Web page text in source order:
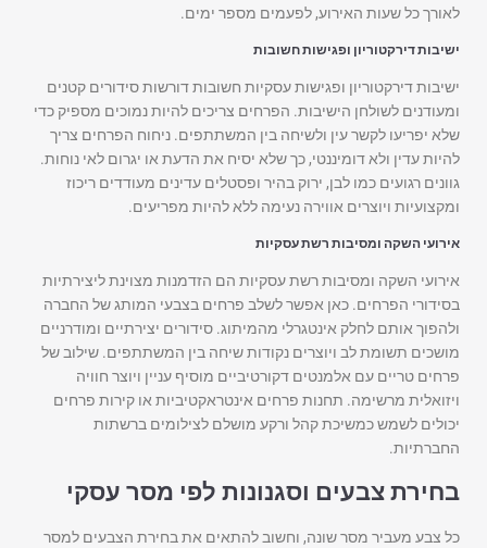
לאורך כל שעות האירוע, לפעמים מספר ימים.
ישיבות דירקטוריון ופגישות חשובות
ישיבות דירקטוריון ופגישות עסקיות חשובות דורשות סידורים קטנים
ומעודנים לשולחן הישיבות. הפרחים צריכים להיות נמוכים מספיק כדי
שלא יפריעו לקשר עין ולשיחה בין המשתתפים. ניחוח הפרחים צריך
להיות עדין ולא דומיננטי, כך שלא יסיח את הדעת או יגרום לאי נוחות.
גוונים רגועים כמו לבן, ירוק בהיר ופסטלים עדינים מעודדים ריכוז
ומקצועיות ויוצרים אווירה נעימה ללא להיות מפריעים.
אירועי השקה ומסיבות רשת עסקיות
אירועי השקה ומסיבות רשת עסקיות הם הזדמנות מצוינת ליצירתיות
בסידורי הפרחים. כאן אפשר לשלב פרחים בצבעי המותג של החברה
ולהפוך אותם לחלק אינטגרלי מהמיתוג. סידורים יצירתיים ומודרניים
מושכים תשומת לב ויוצרים נקודות שיחה בין המשתתפים. שילוב של
פרחים טריים עם אלמנטים דקורטיביים מוסיף עניין ויוצר חוויה
ויזואלית מרשימה. תחנות פרחים אינטראקטיביות או קירות פרחים
יכולים לשמש כמשיכת קהל ורקע מושלם לצילומים ברשתות
החברתיות.
בחירת צבעים וסגנונות לפי מסר עסקי
כל צבע מעביר מסר שונה, וחשוב להתאים את בחירת הצבעים למסר